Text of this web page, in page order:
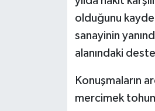
olduğunu
sanayinin
alanındaki
Konuşmaların
mercimek